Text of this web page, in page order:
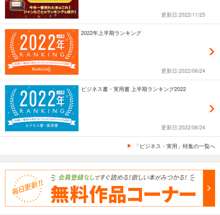
更新日:2022/11/25
2022年上半期ランキング
更新日:2022/06/24
ビジネス書・実用書 上半期ランキング2022
更新日:2022/06/24
「ビジネス・実用」特集の一覧へ